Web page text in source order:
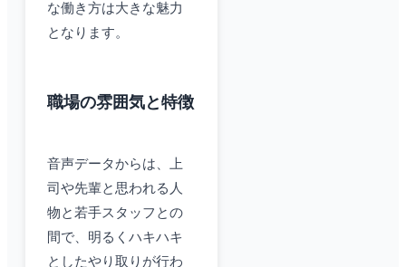
な働き方は大きな魅力
となります。
職場の雰囲気と特徴
音声データからは、上
司や先輩と思われる人
物と若手スタッフとの
間で、明るくハキハキ
としたやり取りが行わ